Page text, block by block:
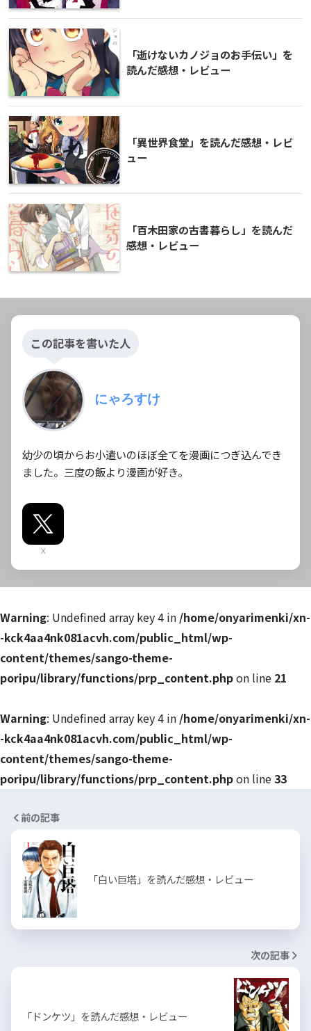
「逝けないカノジョのお手伝い」を
読んだ感想・レビュー
「異世界食堂」を読んだ感想・レビ
ュー
「百木田家の古書暮らし」を読んだ
感想・レビュー
この記事を書いた人
にゃろすけ
幼少の頃からお小遣いのほぼ全てを漫画につぎ込んでき
ました。三度の飯より漫画が好き。
X
Warning: Undefined array key 4 in /home/onyarimenki/xn-
-kck4aa4nk081acvh.com/public_html/wp-
content/themes/sango-theme-
poripu/library/functions/prp_content.phpon line 21
Warning: Undefined array key 4 in /home/onyarimenki/xn-
-kck4aa4nk081acvh.com/public_html/wp-
content/themes/sango-theme-
poripu/library/functions/prp_content.phpon line33
前の記事
「白い巨塔」を読んだ感想・レビュー
次の記事
「ドンケツ」を読んだ感想・レビュー